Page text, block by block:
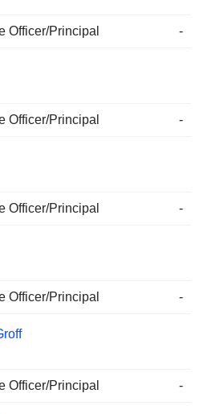
Officer/Principal -
Officer/Principal -
Officer/Principal -
Officer/Principal -
Officer/Principal -